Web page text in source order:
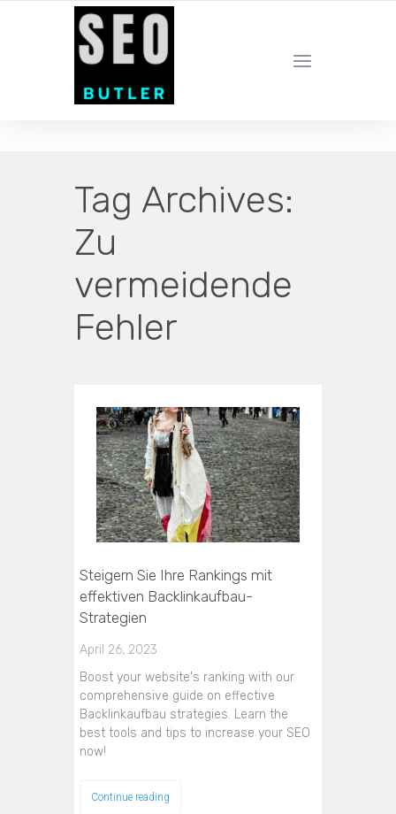
YOUR LOCAL DIGITAL MARKETING AGENCY
Tag Archives:
Zu
vermeidende
Fehler
Steigern Sie Ihre Rankings mit
effektiven Backlinkaufbau-
Strategien
April 26, 2023
Boost your website's ranking with our
comprehensive guide on effective
Backlinkaufbau strategies. Learn the
best tools and tips to increase your SEO
now!
Continue reading